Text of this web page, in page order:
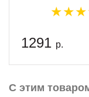
1291 р.
С этим